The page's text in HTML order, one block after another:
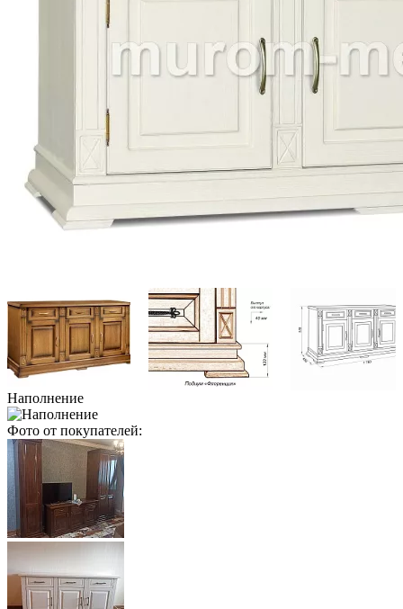
Наполнение
Фото от покупателей: